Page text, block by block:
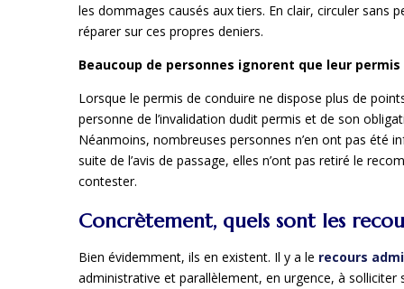
les dommages causés aux tiers. En clair, circuler sans
réparer sur ces propres deniers.
Beaucoup de personnes ignorent que leur
Lorsque le permis de conduire ne dispose plus de
personne de l’invalidation dudit permis et de son
Néanmoins, nombreuses personnes n’en ont pas été
suite de l’avis de passage, elles n’ont pas retiré le
contester.
Concrètement, quels sont les
Bien évidemment, ils en existent. Il y a le recours
administrative et parallèlement, en urgence, à